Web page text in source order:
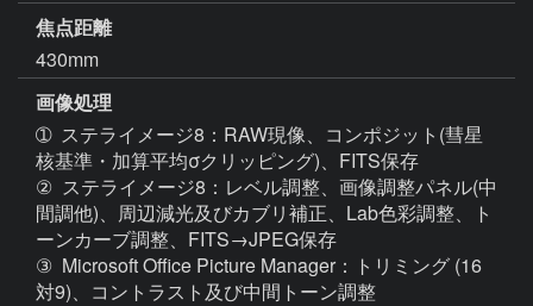
焦点距離
430mm
画像処理
➀  ステライメージ8：RAW現像、コンポジット(彗星
核基準・加算平均σクリッピング)、FITS保存
②  ステライメージ8：レベル調整、画像調整パネル(中
間調他)、周辺減光及びカブリ補正、Lab色彩調整、ト
ーンカーブ調整、FITS→JPEG保存
③  Microsoft Office Picture Manager：トリミング (16
対9)、コントラスト及び中間トーン調整